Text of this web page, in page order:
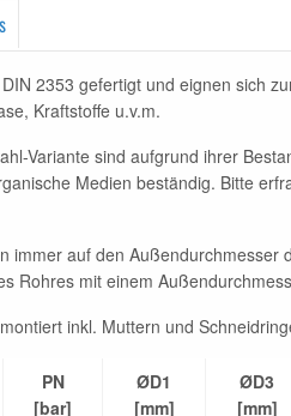
2353 gefertigt und eignen sich
Kraftstoffe u.v.m.
Variante sind aufgrund ihrer
Medien beständig. Bitte
immer auf den Außendurchmesser
Rohres mit einem
inkl. Muttern und
PN
[bar]
ØD1
[mm]
ØD3
[mm]